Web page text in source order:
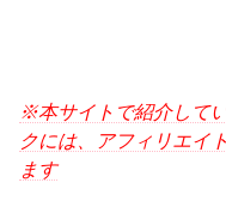
※本サイトで紹介して
クには、アフィリエイ
ます